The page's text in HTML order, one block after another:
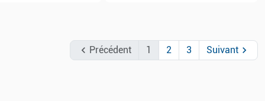
 Précédent 1 2 3 Suivant